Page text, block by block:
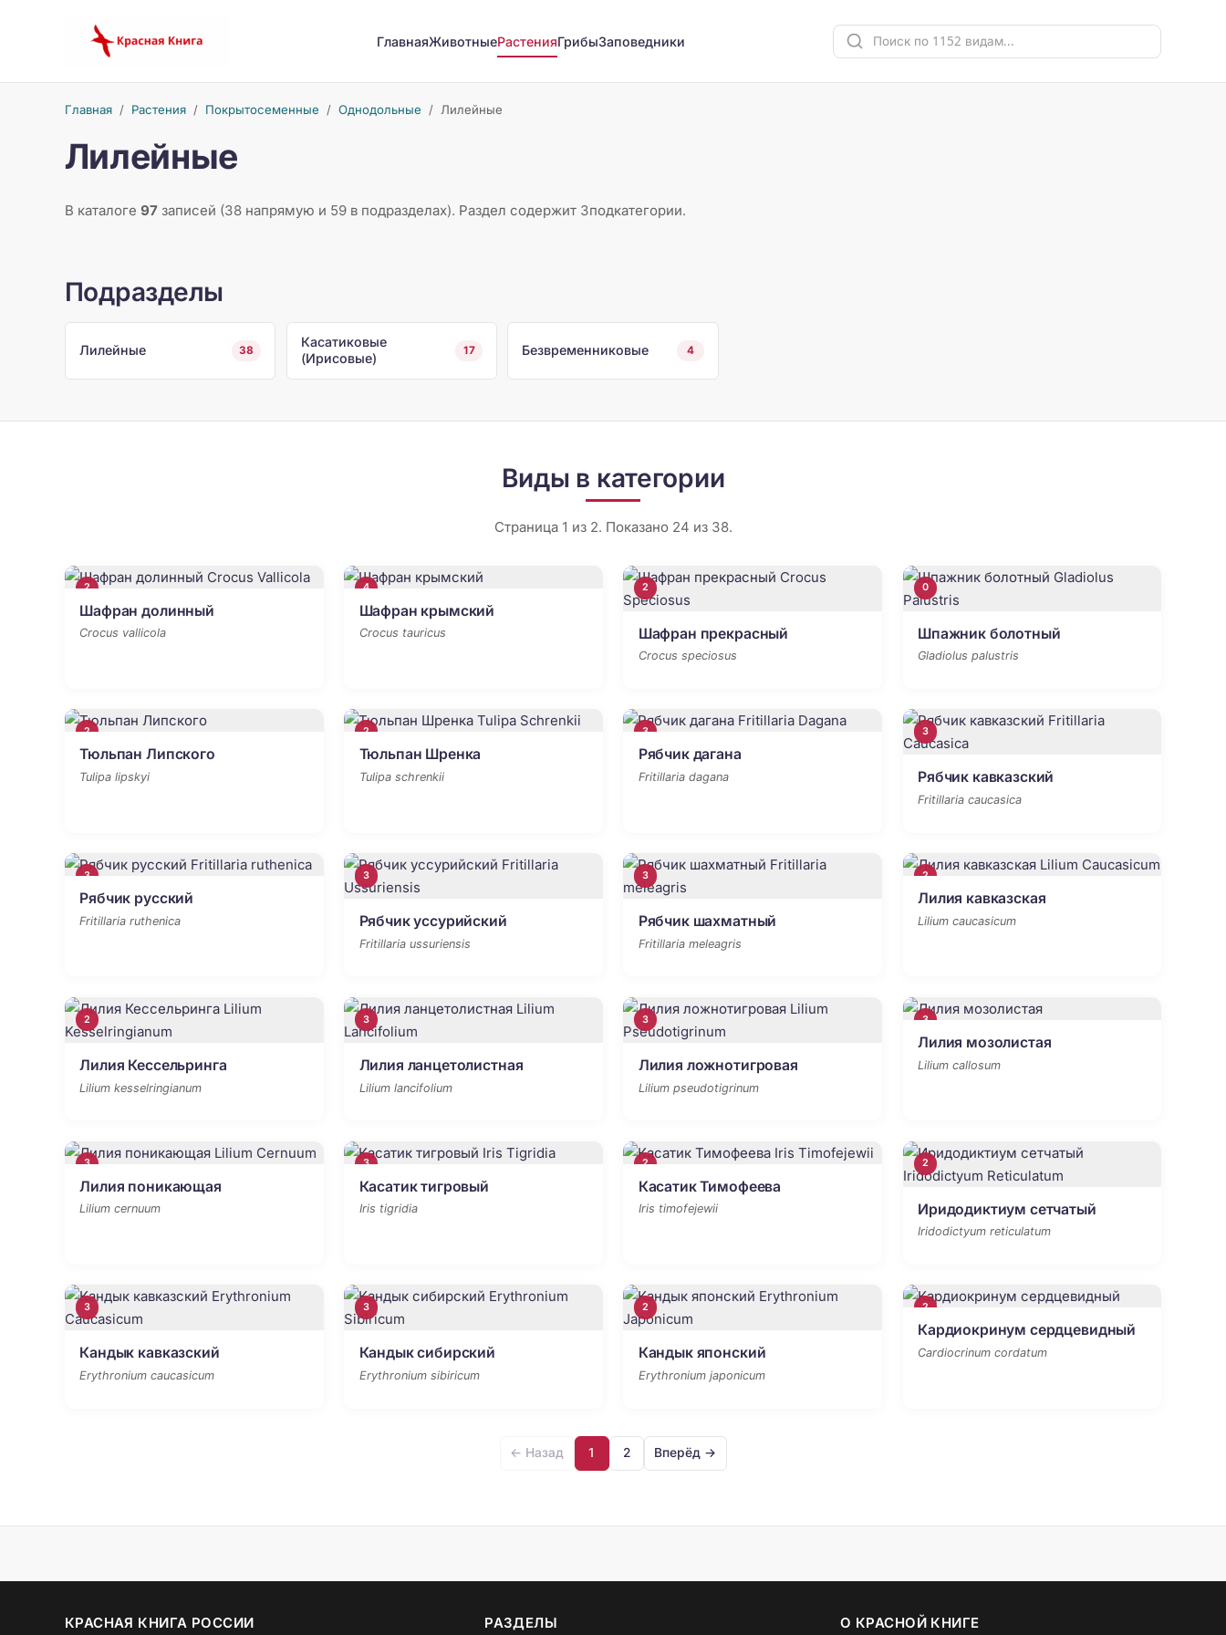
ГлавнаяЖивотныеРастенияГрибыЗаповедники
Главная/ Растения/ Покрытосеменные / Однодольные / Лилейные
Лилейные
В каталоге 97записей (38 напрямую и 59 в подразделах). Раздел содержит 3подкатегории.
Подразделы
Лилейные 38
Касатиковые
(Ирисовые)
17 Безвременниковые 4
Виды в категории
Страница 1 из 2. Показано 24 из 38.
2
Шафран долинный
Crocus vallicola
4
Шафран крымский
Crocus tauricus
2
Шафран прекрасный
Crocus speciosus
0
Шпажник болотный
Gladiolus palustris
2
Тюльпан Липского
Tulipa lipskyi
2
Тюльпан Шренка
Tulipa schrenkii
3
Рябчик дагана
Fritillaria dagana
3
Рябчик кавказский
Fritillaria caucasica
3
Рябчик русский
Fritillaria ruthenica
3
Рябчик уссурийский
Fritillaria ussuriensis
3
Рябчик шахматный
Fritillaria meleagris
2
Лилия кавказская
Lilium caucasicum
2
Лилия Кессельринга
Lilium kesselringianum
3
Лилия ланцетолистная
Lilium lancifolium
3
Лилия ложнотигровая
Lilium pseudotigrinum
3
Лилия мозолистая
Lilium callosum
3
Лилия поникающая
Lilium cernuum
3
Касатик тигровый
Iris tigridia
2
Касатик Тимофеева
Iris timofejewii
2
Иридодиктиум сетчатый
Iridodictyum reticulatum
3
Кандык кавказский
Erythronium caucasicum
3
Кандык сибирский
Erythronium sibiricum
2
Кандык японский
Erythronium japonicum
2
Кардиокринум сердцевидный
Cardiocrinum cordatum
← Назад 1 2 Вперёд →
КРАСНАЯ КНИГА РОССИИ РАЗДЕЛЫ О КРАСНОЙ КНИГЕ